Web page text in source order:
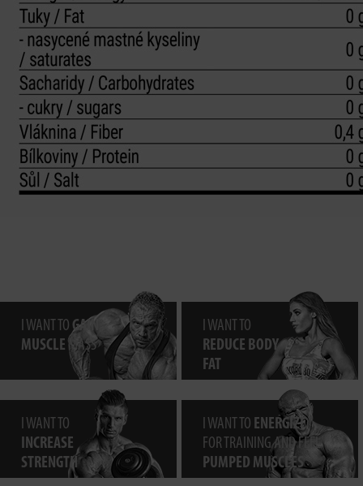
I WANT TO GAIN
MUSCLE MASS
I WANT TO
REDUCE BODY
FAT
I WANT TO
INCREASE
STRENGTH
I WANT TO ENERGIZE
FOR TRAINING AND FEEL
PUMPED MUSCLES